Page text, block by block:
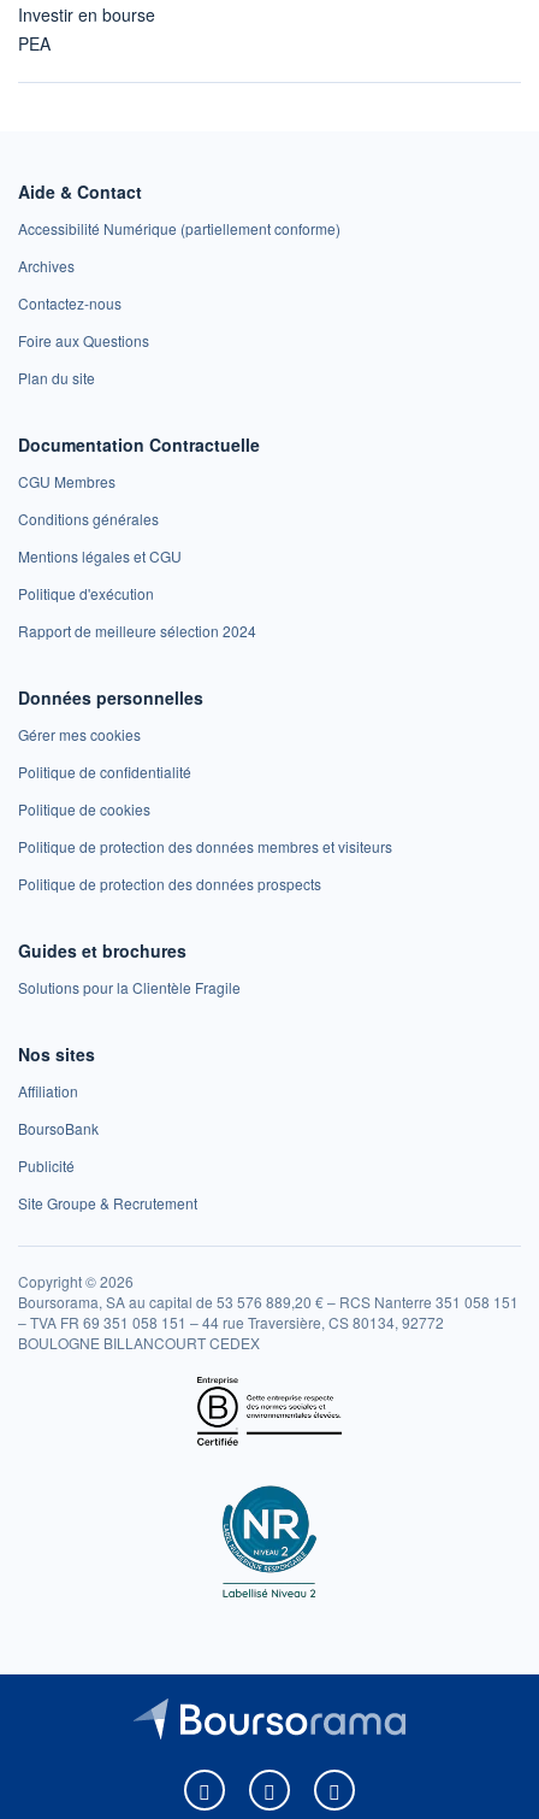
Investir en bourse
PEA
Aide & Contact
Accessibilité Numérique (partiellement conforme)
Archives
Contactez-nous
Foire aux Questions
Plan du site
Documentation Contractuelle
CGU Membres
Conditions générales
Mentions légales et CGU
Politique d'exécution
Rapport de meilleure sélection 2024
Données personnelles
Gérer mes cookies
Politique de confidentialité
Politique de cookies
Politique de protection des données membres et visiteurs
Politique de protection des données prospects
Guides et brochures
Solutions pour la Clientèle Fragile
Nos sites
Affiliation
BoursoBank
Publicité
Site Groupe & Recrutement
Copyright © 2026
Boursorama, SA au capital de 53 576 889,20 € – RCS Nanterre 351 058 151
– TVA FR 69 351 058 151 – 44 rue Traversière, CS 80134, 92772
BOULOGNE BILLANCOURT CEDEX
Boursorama sur Facebook
Boursorama sur XBoursorama sur